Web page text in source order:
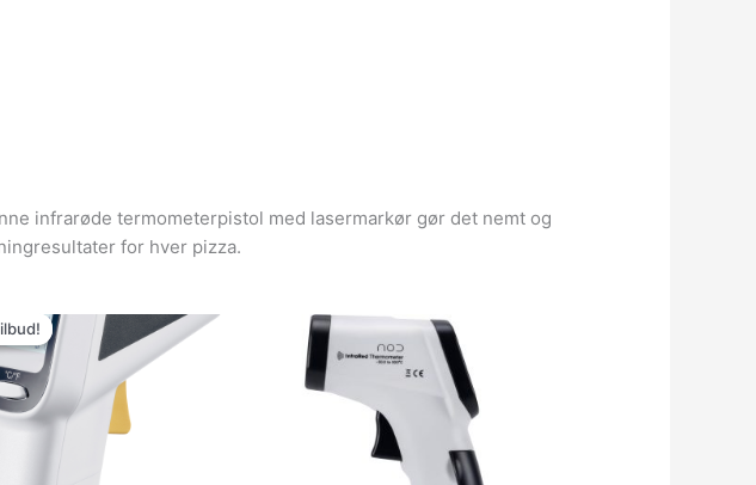
infrarøde termometerpistol med lasermarkør gør det nemt og
for hver pizza.
oprindelige
pris
var:
436.25kr..
aktuelle
pris
er:
419.52kr..